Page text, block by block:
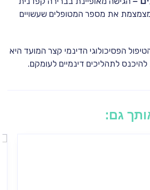
את מספר המטופלים שעשויים
הפסיכולוגי הדינמי קצר המועד היא
לתהליכים דינמיים לעומקם.
גם: